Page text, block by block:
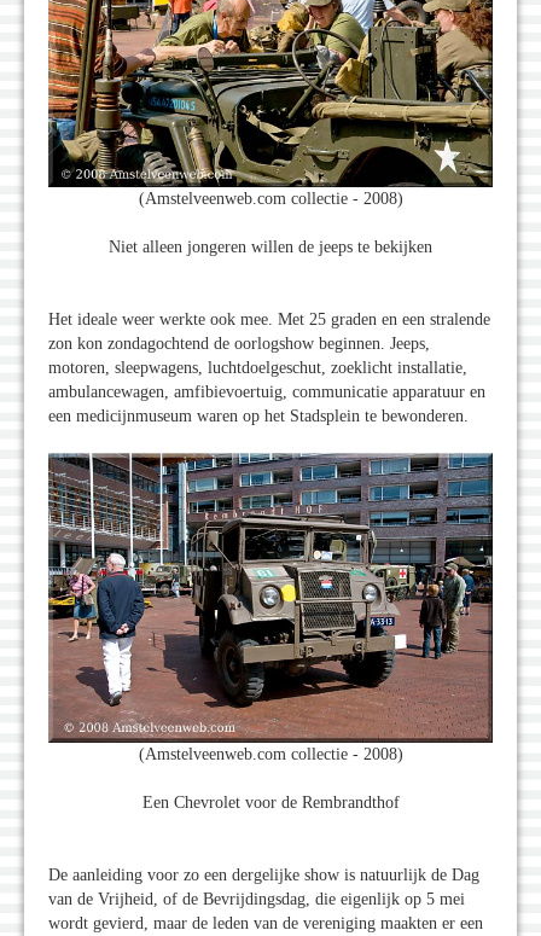
(Amstelveenweb.com collectie - 2008)
Niet alleen jongeren willen de jeeps te bekijken
Het ideale weer werkte ook mee. Met 25 graden en een stralende
zon kon zondagochtend de oorlogshow beginnen. Jeeps,
motoren, sleepwagens, luchtdoelgeschut, zoeklicht installatie,
ambulancewagen, amfibievoertuig, communicatie apparatuur en
een medicijnmuseum waren op het Stadsplein te bewonderen.
(Amstelveenweb.com collectie - 2008)
Een Chevrolet voor de Rembrandthof
De aanleiding voor zo een dergelijke show is natuurlijk de Dag
van de Vrijheid, of de Bevrijdingsdag, die eigenlijk op 5 mei
wordt gevierd, maar de leden van de vereniging maakten er een